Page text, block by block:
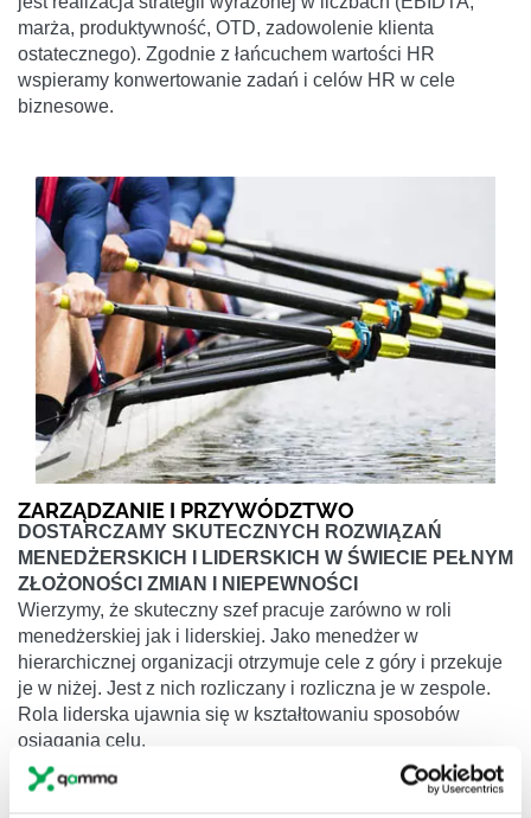
marża, produktywność, OTD, zadowolenie klienta
ostatecznego). Zgodnie z łańcuchem wartości HR
wspieramy konwertowanie zadań i celów HR w cele
biznesowe.
ZARZĄDZANIE I PRZYWÓDZTWO
DOSTARCZAMY SKUTECZNYCH ROZWIĄZAŃ
MENEDŻERSKICH I LIDERSKICH W ŚWIECIE PEŁNYM
ZŁOŻONOŚCI ZMIAN I NIEPEWNOŚCI
Wierzymy, że skuteczny szef pracuje zarówno w roli
menedżerskiej jak i liderskiej. Jako menedżer w
hierarchicznej organizacji otrzymuje cele z góry i przekuje
je w niżej. Jest z nich rozliczany i rozliczna je w zespole.
Rola liderska ujawnia się w kształtowaniu sposobów
osiągania celu.